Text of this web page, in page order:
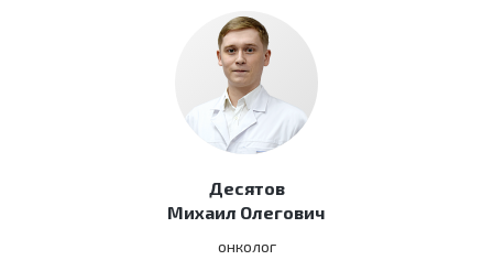
Десятов
Михаил Олегович
онколог